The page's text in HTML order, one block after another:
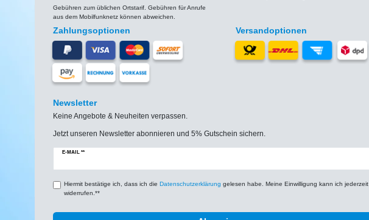
Gebühren zum üblichen Ortstarif. Gebühren für Anrufe
aus dem Mobilfunknetz können abweichen.
Zahlungsoptionen Versandoptionen
Newsletter
Keine Angebote & Neuheiten verpassen.
Jetzt unseren Newsletter abonnieren und 5% Gutschein sichern.
E-MAIL **
Newsletter
Hiermit bestätige ich, dass ich die Daten­schutz­erklärung gelesen habe. Meine Einwilligung kann ich jederzeit
widerrufen.**